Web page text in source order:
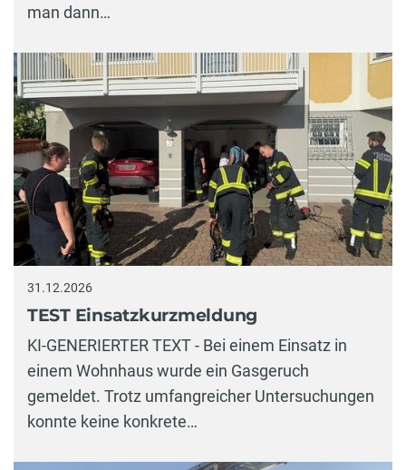
man dann…
31.12.2026
TEST Einsatzkurzmeldung
KI-GENERIERTER TEXT - Bei einem Einsatz in
einem Wohnhaus wurde ein Gasgeruch
gemeldet. Trotz umfangreicher Untersuchungen
konnte keine konkrete…